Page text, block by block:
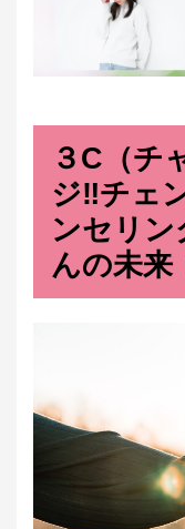
３C（チ
ジ‼チェ
ンセリン
んの未来